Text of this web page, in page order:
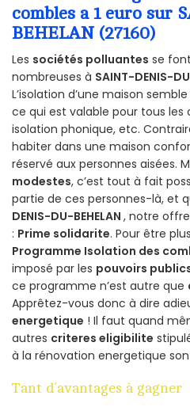
combles a 1 euro sur
BEHELAN (27160)
Les sociétés polluantes se
nombreuses à SAINT-DENIS-
L’isolation d’une maison
ce qui est valable pour tous les
isolation phonique, etc.
habiter dans une maison
réservé aux personnes aisées.
modestes, c’est tout à fait
partie de ces personnes-là, et
DENIS-DU-BEHELAN , notre
: Prime solidarite. Pour être
Programme Isolation des
imposé par les pouvoirs
ce programme n’est autre que
Apprêtez-vous donc à dire
energetique ! Il faut quand
autres criteres eligibilite
à la rénovation energetique
Tant d’avantages à gagner